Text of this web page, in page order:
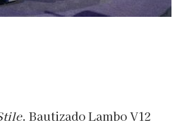
. Bautizado Lambo V12